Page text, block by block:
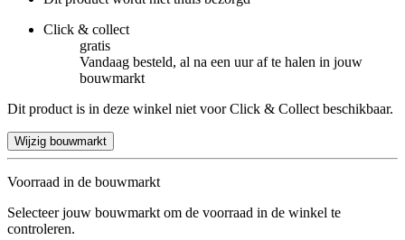
Click & collect
gratis
Vandaag besteld, al na een uur af te halen in jouw
bouwmarkt
Dit product is in deze winkel niet voor Click & Collect beschikbaar.
Wijzig bouwmarkt
Voorraad in de bouwmarkt
Selecteer jouw bouwmarkt om de voorraad in de winkel te
controleren.